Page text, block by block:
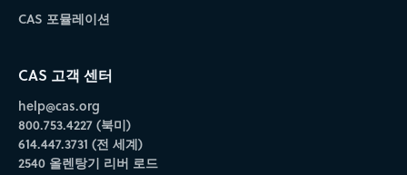
CAS 포뮬레이션
CAS 고객 센터
help@cas.org
800.753.4227 (북미)
614.447.3731 (전 세계)
2540 올렌탕기 리버 로드